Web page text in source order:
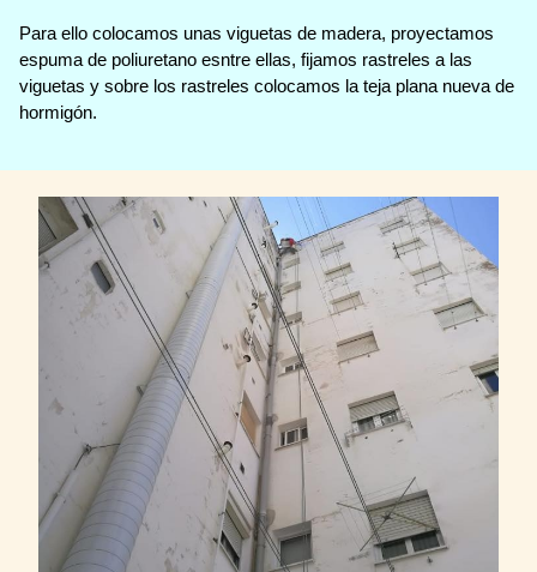
Para ello colocamos unas viguetas de madera, proyectamos
espuma de poliuretano esntre ellas, fijamos rastreles a las
viguetas y sobre los rastreles colocamos la teja plana nueva de
hormigón.